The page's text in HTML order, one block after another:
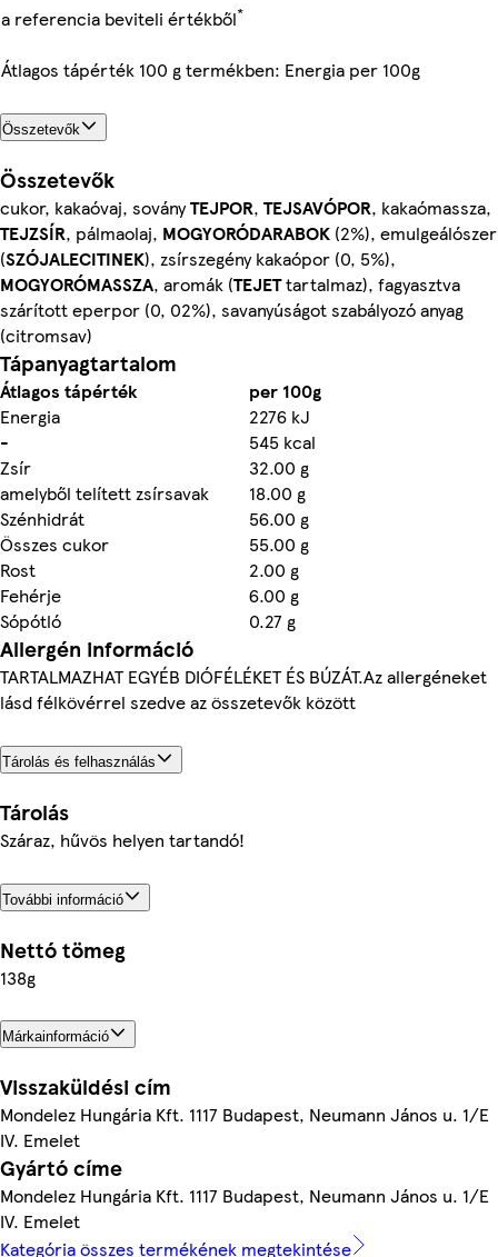
a referencia beviteli értékből*
Átlagos tápérték 100 g termékben: Energia per 100g
Összetevők
Összetevők
cukor, kakaóvaj, soványTEJPOR, TEJSAVÓPOR, kakaómassza,
TEJZSÍR, pálmaolaj, MOGYORÓDARABOK (2%), emulgeálószer
(SZÓJALECITINEK), zsírszegény kakaópor (0, 5%),
MOGYORÓMASSZA, aromák (TEJETtartalmaz), fagyasztva
szárított eperpor (0, 02%), savanyúságot szabályozó anyag
(citromsav)
Tápanyagtartalom
Átlagos tápérték
per 100g
Energia
2276 kJ
-
545 kcal
Zsír
32.00 g
amelyből telített zsírsavak
18.00 g
Szénhidrát
56.00 g
Összes cukor
55.00 g
Rost
2.00 g
Fehérje
6.00 g
Sópótló
0.27 g
Allergén információ
TARTALMAZHAT EGYÉB DIÓFÉLÉKET ÉS BÚZÁT.Az allergéneket
lásd félkövérrel szedve az összetevők között
Tárolás és felhasználás
Tárolás
Száraz, hűvös helyen tartandó!
További információ
Nettó tömeg
138g
Márkainformáció
Visszaküldési cím
Mondelez Hungária Kft. 1117 Budapest, Neumann János u. 1/E
IV. Emelet
Gyártó címe
Mondelez Hungária Kft. 1117 Budapest, Neumann János u. 1/E
IV. Emelet
Kategória összes termékének megtekintése